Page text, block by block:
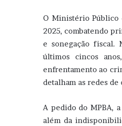
O Ministério Público
2025, combatendo
e sonegação fiscal.
últimos cincos
enfrentamento ao
detalham as redes
A pedido do MPBA,
além da